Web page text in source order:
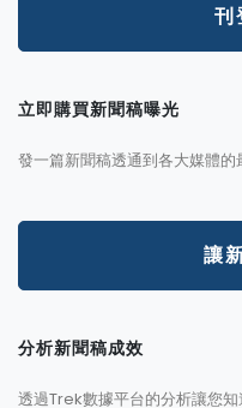
刊
立即購買新聞稿曝光
發一篇新聞稿透通到各大媒體的
讓
分析新聞稿成效
透過Trek數據平台的分析讓您